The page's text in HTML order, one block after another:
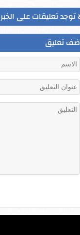
توجد تعليقات على الخبر
تعليق